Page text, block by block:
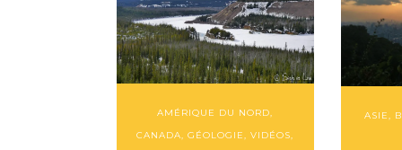
AMÉRIQUE DU NORD,
CANADA,GÉOLOGIE,VIDÉOS,
ASIE,